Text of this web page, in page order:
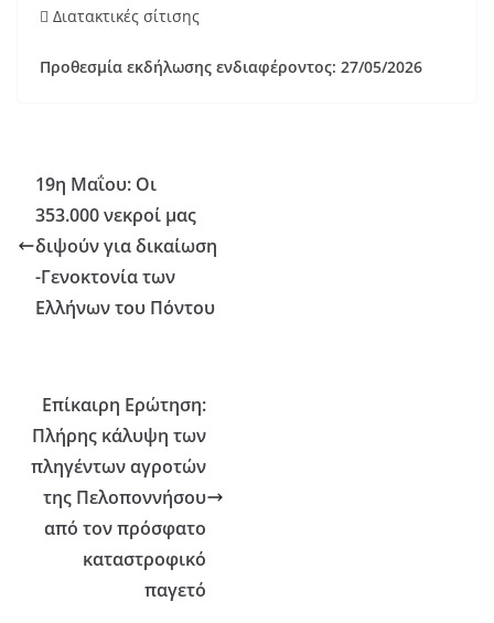
 Διατακτικές σίτισης
Προθεσμία εκδήλωσης ενδιαφέροντος: 27/05/2026
19η Μαΐου: Οι
353.000 νεκροί μας
διψούν για δικαίωση
-Γενοκτονία των
Ελλήνων του Πόντου
Επίκαιρη Ερώτηση:
Πλήρης κάλυψη των
πληγέντων αγροτών
της Πελοποννήσου
από τον πρόσφατο
καταστροφικό
παγετό